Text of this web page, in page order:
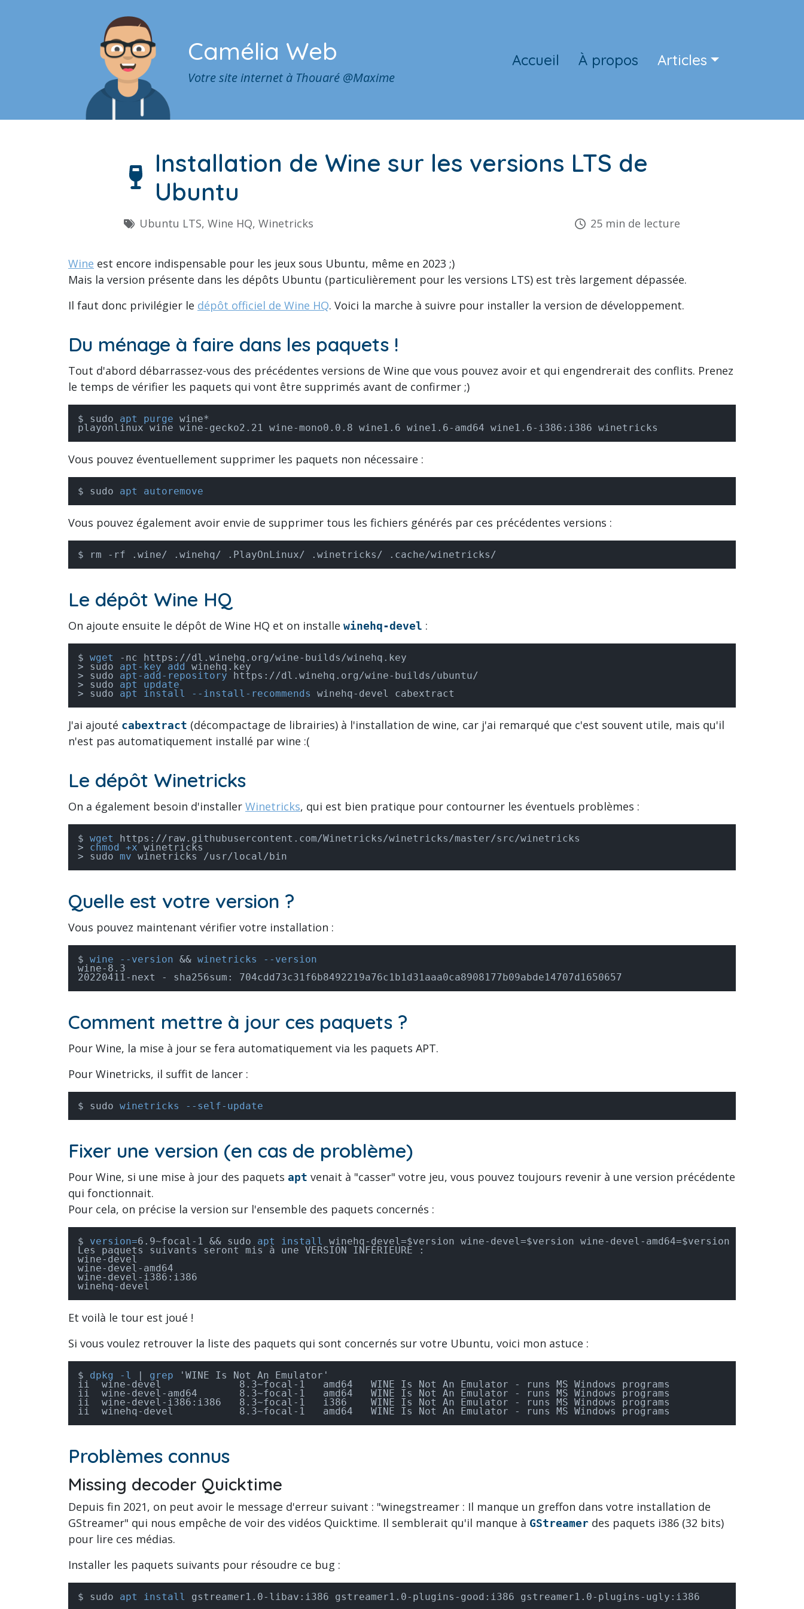
Camélia Web
Votre site internet à Thouaré @Maxime
Accueil À propos Articles
Installation de Wine sur les versions LTS de
Ubuntu
Ubuntu LTS, Wine HQ, Winetricks 25 min de lecture
Wine est encore indispensable pour les jeux sous Ubuntu, même en 2023 ;)
Mais la version présente dans les dépôts Ubuntu (particulièrement pour les versions LTS) est très largement dépassée.
Il faut donc privilégier le dépôt officiel de Wine HQ. Voici la marche à suivre pour installer la version de développement.
Du ménage à faire dans les paquets !
Tout d'abord débarrassez-vous des précédentes versions de Wine que vous pouvez avoir et qui engendrerait des conflits. Prenez
le temps de vérifier les paquets qui vont être supprimés avant de confirmer ;)
sudo apt purge wine*
playonlinux wine wine-gecko2.21 wine-mono0.0.8 wine1.6 wine1.6-amd64 wine1.6-i386:i386 winetricks
Vous pouvez éventuellement supprimer les paquets non nécessaire :
sudo apt autoremove
Vous pouvez également avoir envie de supprimer tous les fichiers générés par ces précédentes versions :
rm -rf .wine/ .winehq/ .PlayOnLinux/ .winetricks/ .cache/winetricks/
Le dépôt Wine HQ
On ajoute ensuite le dépôt de Wine HQ et on installe winehq-devel :
wget
sudo apt-key add
sudo apt-add-repository
sudo apt update
sudo apt install --install-recommends winehq-devel cabextract
J'ai ajouté cabextract (décompactage de librairies) à l'installation de wine, car j'ai remarqué que c'est souvent utile, mais qu'il
n'est pas automatiquement installé par wine :(
Le dépôt Winetricks
On a également besoin d'installer Winetricks, qui est bien pratique pour contourner les éventuels problèmes :
wget
chmod +x
sudo mv winetricks /usr/local/bin
Quelle est votre version ?
Vous pouvez maintenant vérifier votre installation :
wine --version && winetricks --version
wine-8.3
20220411-next - sha256sum: 704cdd73c31f6b8492219a76c1b1d31aaa0ca8908177b09abde14707d1650657
Comment mettre à jour ces paquets ?
Pour Wine, la mise à jour se fera automatiquement via les paquets APT.
Pour Winetricks, il suffit de lancer :
sudo winetricks --self-update
Fixer une version (en cas de problème)
Pour Wine, si une mise à jour des paquets apt venait à "casser" votre jeu, vous pouvez toujours revenir à une version précédente
qui fonctionnait.
Pour cela, on précise la version sur l'ensemble des paquets concernés :
version=6.9~focal-1 && sudo apt install winehq-devel=$version wine-devel=$version wine-devel-amd64=$version wine-
Les paquets suivants seront mis à une VERSION INFÉRIEURE :
wine-devel
wine-devel-amd64
wine-devel-i386:i386
winehq-devel
Et voilà le tour est joué !
Si vous voulez retrouver la liste des paquets qui sont concernés sur votre Ubuntu, voici mon astuce :
dpkg -l | grep 'WINE Is Not An Emulator'
ii  wine-devel             8.3~focal-1   amd64   WINE Is Not An Emulator - runs MS Windows programs
ii  wine-devel-amd64       8.3~focal-1   amd64   WINE Is Not An Emulator - runs MS Windows programs
ii  wine-devel-i386:i386   8.3~focal-1   i386    WINE Is Not An Emulator - runs MS Windows programs
ii  winehq-devel           8.3~focal-1   amd64   WINE Is Not An Emulator - runs MS Windows programs
Problèmes connus
Missing decoder Quicktime
Depuis fin 2021, on peut avoir le message d'erreur suivant : "winegstreamer : Il manque un greffon dans votre installation de
GStreamer" qui nous empêche de voir des vidéos Quicktime. Il semblerait qu'il manque à GStreamer des paquets i386 (32 bits)
pour lire ces médias.
Installer les paquets suivants pour résoudre ce bug :
sudo apt install gstreamer1.0-libav:i386 gstreamer1.0-plugins-good:i386 gstreamer1.0-plugins-ugly:i386